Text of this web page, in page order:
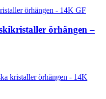
örhängen –